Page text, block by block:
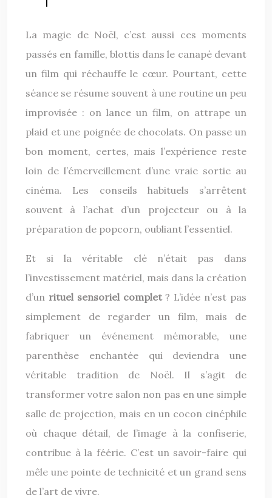
La magie de Noël, c’est aussi ces moments
passés en famille, blottis dans le canapé devant
un film qui réchauffe le cœur. Pourtant, cette
séance se résume souvent à une routine un peu
improvisée : on lance un film, on attrape un
plaid et une poignée de chocolats. On passe un
bon moment, certes, mais l’expérience reste
loin de l’émerveillement d’une vraie sortie au
cinéma. Les conseils habituels s’arrêtent
souvent à l’achat d’un projecteur ou à la
préparation de popcorn, oubliant l’essentiel.
Et si la véritable clé n’était pas dans
l’investissement matériel, mais dans la création
d’un rituel sensoriel complet? L’idée n’est pas
simplement de regarder un film, mais de
fabriquer un événement mémorable, une
parenthèse enchantée qui deviendra une
véritable tradition de Noël. Il s’agit de
transformer votre salon non pas en une simple
salle de projection, mais en un cocon cinéphile
où chaque détail, de l’image à la confiserie,
contribue à la féérie. C’est un savoir-faire qui
mêle une pointe de technicité et un grand sens
de l’art de vivre.